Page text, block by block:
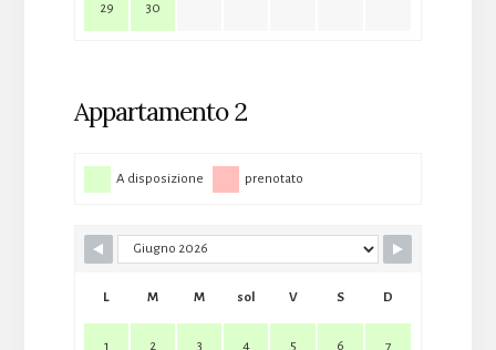
29 30
Appartamento 2
A disposizione prenotato
L M M sol V S D
1 2 3 4 5 6 7